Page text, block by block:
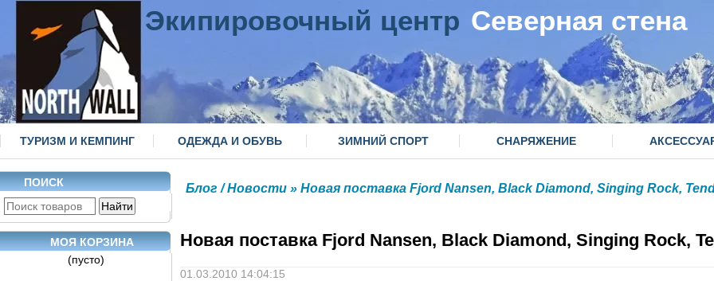
Экипировочный центр Северная стена
ТУРИЗМ И КЕМПИНГ ОДЕЖДА И ОБУВЬ ЗИМНИЙ СПОРТ СНАРЯЖЕНИЕ
ПОИСК
МОЯ КОРЗИНА
(пусто)
Блог / Новости » Новая поставка Fjord Nansen, Black Diamond, Singing Rock,
Новая поставка Fjord Nansen, Black Diamond, Singing Rock,
01.03.2010 14:04:15